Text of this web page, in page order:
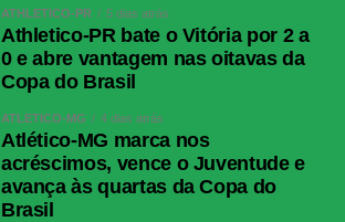
ATHLETICO-PR 5 dias atrás
Athletico-PR bate o Vitória por 2 a
0 e abre vantagem nas oitavas da
Copa do Brasil
ATLÉTICO-MG 4 dias atrás
Atlético-MG marca nos
acréscimos, vence o Juventude e
avança às quartas da Copa do
Brasil